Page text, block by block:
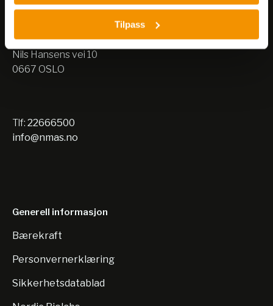
Tilpass
Nils Hansens vei 8
Lager:
Nils Hansens vei 10
0667 OSLO
Tlf: 22666500
info@nmas.no
Generell informasjon
Bærekraft
Personvernerklæring
Sikkerhetsdatablad